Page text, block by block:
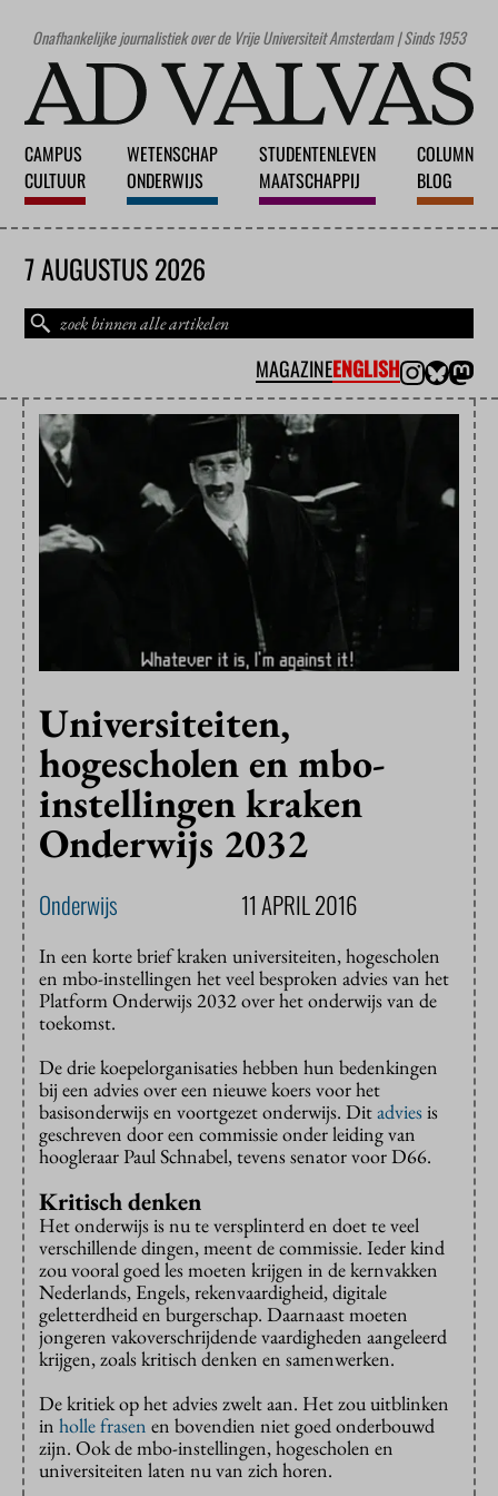
Onafhankelijke journalistiek over de Vrije Universiteit Amsterdam | Sinds 1953
CAMPUS
CULTUUR
WETENSCHAP
ONDERWIJS
STUDENTENLEVEN
MAATSCHAPPIJ
COLUMN
BLOG
7 AUGUSTUS 2026
MAGAZINEENGLISH
Universiteiten,
hogescholen en mbo-
instellingen kraken
Onderwijs 2032
Onderwijs 11 APRIL 2016
In een korte brief kraken universiteiten, hogescholen
en mbo-instellingen het veel besproken advies van het
Platform Onderwijs 2032 over het onderwijs van de
toekomst.
De drie koepelorganisaties hebben hun bedenkingen
bij een advies over een nieuwe koers voor het
basisonderwijs en voortgezet onderwijs. Ditadviesis
geschreven door een commissie onder leiding van
hoogleraar Paul Schnabel, tevens senator voor D66.
Kritisch denken
Het onderwijs is nu te versplinterd en doet te veel
verschillende dingen, meent de commissie. Ieder kind
zou vooral goed les moeten krijgen in de kernvakken
Nederlands, Engels, rekenvaardigheid, digitale
geletterdheid en burgerschap. Daarnaast moeten
jongeren vakoverschrijdende vaardigheden aangeleerd
krijgen, zoals kritisch denken en samenwerken.
De kritiek op het advies zwelt aan. Het zou uitblinken
in holle frasen en bovendien niet goed onderbouwd
zijn. Ook de mbo-instellingen, hogescholen en
universiteiten laten nu van zich horen.